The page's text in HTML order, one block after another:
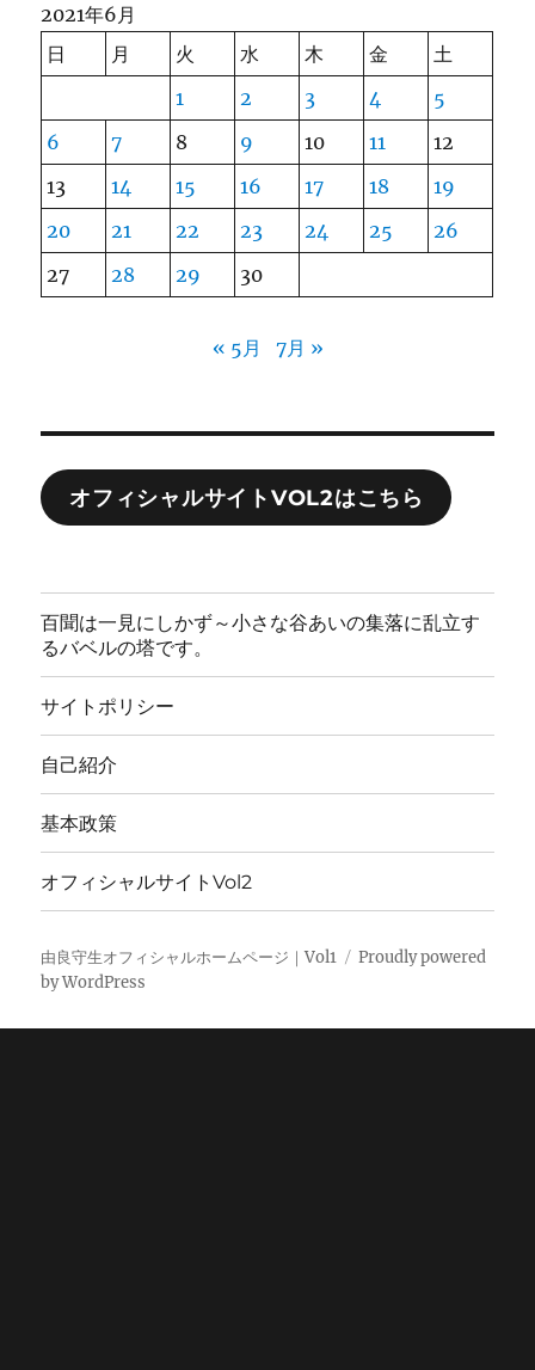
2021年6月
日
月 火 水 木 金
土
1
2 3 4
5
6
7 8 9 10 11
12
13
14 15 16 17 18
19
20
21 22 23 24 25
26
27
28 29 30
« 5月 7月 »
オフィシャルサイトVOL2はこちら
百聞は一見にしかず～小さな谷あいの集落に乱立す
るバベルの塔です。
サイトポリシー
自己紹介
基本政策
オフィシャルサイトVol2
由良守生オフィシャルホームページ｜Vol1
Proudly powered
by WordPress